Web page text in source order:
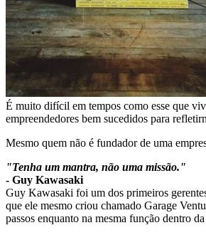
É muito difícil em tempos como esse que
empreendedores bem sucedidos para
Mesmo quem não é fundador de uma
"Tenha um mantra, não uma missão."
- Guy Kawasaki
Guy Kawasaki foi um dos primeiros
que ele mesmo criou chamado Garage
passos enquanto na mesma função dentro da